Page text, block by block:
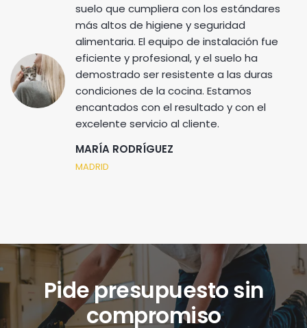
suelo que cumpliera con los estándares
más altos de higiene y seguridad
alimentaria. El equipo de instalación fue
eficiente y profesional, y el suelo ha
demostrado ser resistente a las duras
condiciones de la cocina. Estamos
encantados con el resultado y con el
excelente servicio al cliente.
MARÍA RODRÍGUEZ
MADRID
Pide presupuesto sin
compromiso